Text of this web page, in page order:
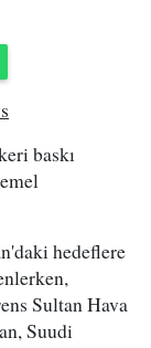
baskı
hedeflere
Sultan Hava
Suudi